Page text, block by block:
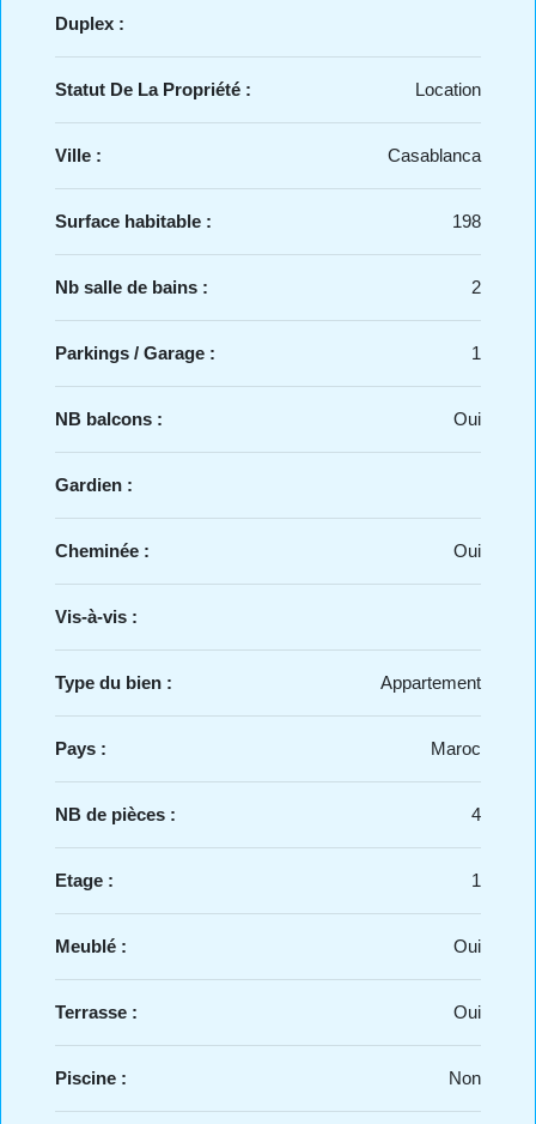
Duplex :
Statut De La Propriété : Location
Ville : Casablanca
Surface habitable : 198
Nb salle de bains : 2
Parkings / Garage : 1
NB balcons : Oui
Gardien :
Cheminée : Oui
Vis-à-vis :
Type du bien : Appartement
Pays : Maroc
NB de pièces : 4
Etage : 1
Meublé : Oui
Terrasse : Oui
Piscine : Non